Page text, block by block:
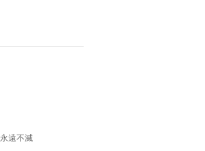
永遠不滅